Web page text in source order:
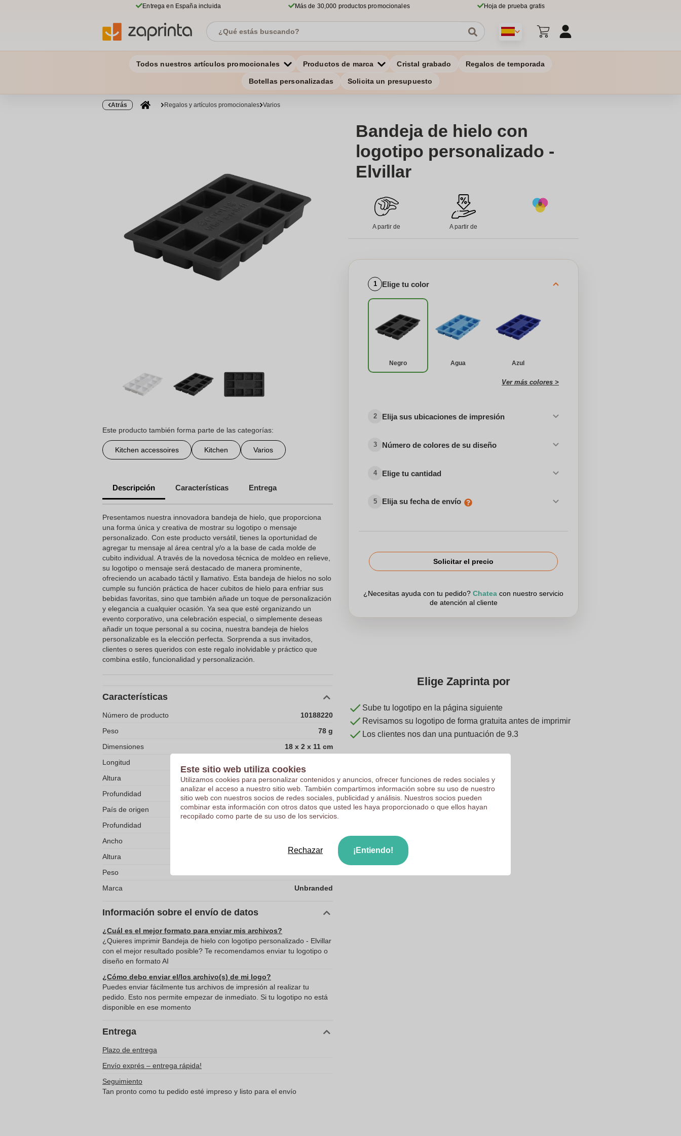
Entrega en España incluida Más de 30,000 productos promocionales Hoja de prueba gratis
Todos nuestros artículos promocionales Productos de marca Cristal grabado Regalos de temporada
Botellas personalizadas Solicita un presupuesto
Atrás Regalos y artículos promocionales Varios
Este producto también forma parte de las categorías:
Kitchen accessoires Kitchen Varios
Descripción Características Entrega
Presentamos nuestra innovadora bandeja de hielo, que proporciona
una forma única y creativa de mostrar su logotipo o mensaje
personalizado. Con este producto versátil, tienes la oportunidad de
agregar tu mensaje al área central y/o a la base de cada molde de
cubito individual. A través de la novedosa técnica de moldeo en relieve,
su logotipo o mensaje será destacado de manera prominente,
ofreciendo un acabado táctil y llamativo. Esta bandeja de hielos no solo
cumple su función práctica de hacer cubitos de hielo para enfriar sus
bebidas favoritas, sino que también añade un toque de personalización
y elegancia a cualquier ocasión. Ya sea que esté organizando un
evento corporativo, una celebración especial, o simplemente deseas
añadir un toque personal a su cocina, nuestra bandeja de hielos
personalizable es la elección perfecta. Sorprenda a sus invitados,
clientes o seres queridos con este regalo inolvidable y práctico que
combina estilo, funcionalidad y personalización.
Características
Número de producto
10188220
Peso
78 g
Dimensiones
18 x 2 x 11 cm
Longitud
Altura
2 cm
Profundidad
11 cm
País de origen
Reino Unido
Profundidad
Ancho
Altura
Peso
Marca
Unbranded
Información sobre el envío de datos
¿Cuál es el mejor formato para enviar mis archivos?
¿Quieres imprimir Bandeja de hielo con logotipo personalizado - Elvillar
con el mejor resultado posible? Te recomendamos enviar tu logotipo o
diseño en formato AI
¿Cómo debo enviar el/los archivo(s) de mi logo?
Puedes enviar fácilmente tus archivos de impresión al realizar tu
pedido. Esto nos permite empezar de inmediato. Si tu logotipo no está
disponible en ese momento
Entrega
Plazo de entrega
Envío exprés – entrega rápida!
Seguimiento
Tan pronto como tu pedido esté impreso y listo para el envío
Bandeja de hielo con
logotipo personalizado -
Elvillar
A partir de A partir de
1 Elige tu color
Negro Agua Azul
Ver más colores >
2 Elija sus ubicaciones de impresión
3 Número de colores de su diseño
4 Elige tu cantidad
5 Elija su fecha de envío
Solicitar el precio
¿Necesitas ayuda con tu pedido? Chatea con nuestro servicio
de atención al cliente
Elige Zaprinta por
Sube tu logotipo en la página siguiente
Revisamos su logotipo de forma gratuita antes de imprimir
Los clientes nos dan una puntuación de 9.3
Este sitio web utiliza cookies
Utilizamos cookies para personalizar contenidos y anuncios, ofrecer funciones de redes sociales y
analizar el acceso a nuestro sitio web. También compartimos información sobre su uso de nuestro
sitio web con nuestros socios de redes sociales, publicidad y análisis. Nuestros socios pueden
combinar esta información con otros datos que usted les haya proporcionado o que ellos hayan
recopilado como parte de su uso de los servicios.
Rechazar ¡Entiendo!